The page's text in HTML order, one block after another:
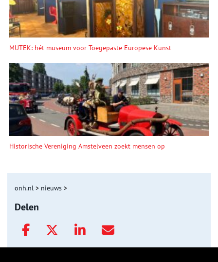
MUTEK: hét museum voor Toegepaste Europese Kunst
Historische Vereniging Amstelveen zoekt mensen op
onh.nl > nieuws >
Delen